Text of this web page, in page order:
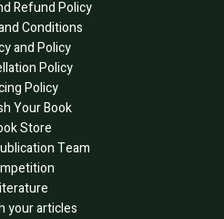
Refund Policy
Conditions
and Policy
Policy
Policy
Your Book
Store
Team
your articles